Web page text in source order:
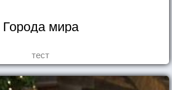
Города мира
тест